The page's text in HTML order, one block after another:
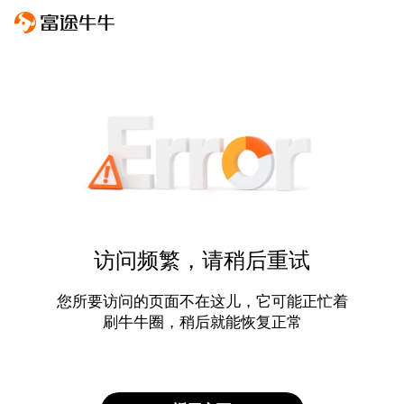
访问频繁，请稍后重试
您所要访问的页面不在这儿，它可能正忙着
刷牛牛圈，稍后就能恢复正常